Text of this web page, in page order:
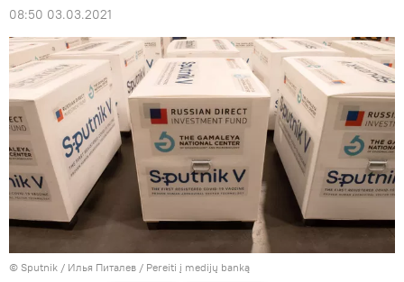
08:50 03.03.2021
© Sputnik / Илья Питалев / Pereiti į medijų banką